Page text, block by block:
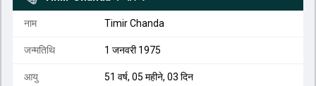
नाम Timir Chanda
जन्मतिथि 1 जनवरी 1975
आयु 51 वर्ष, 05 महीने, 03 दिन